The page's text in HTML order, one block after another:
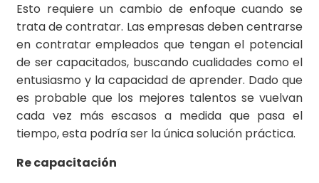
Esto requiere un cambio de enfoque cuando se
trata de contratar. Las empresas deben centrarse
en contratar empleados que tengan el potencial
de ser capacitados, buscando cualidades como el
entusiasmo y la capacidad de aprender. Dado que
es probable que los mejores talentos se vuelvan
cada vez más escasos a medida que pasa el
tiempo, esta podría ser la única solución práctica.
Re capacitación